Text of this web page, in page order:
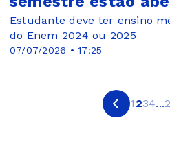
07/07/2026 • 17:25
Estudante deve ter ensino
do Enem 2024 ou 2025
1 234...